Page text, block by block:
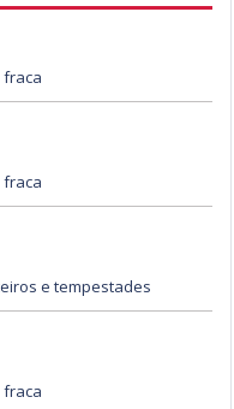
fraca
fraca
e tempestades
fraca